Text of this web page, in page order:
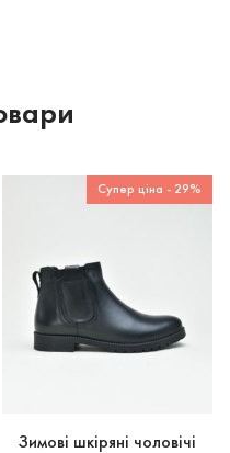
Рекомендований
Супер ціна - 29%
Зимові шкіряні чоловічі